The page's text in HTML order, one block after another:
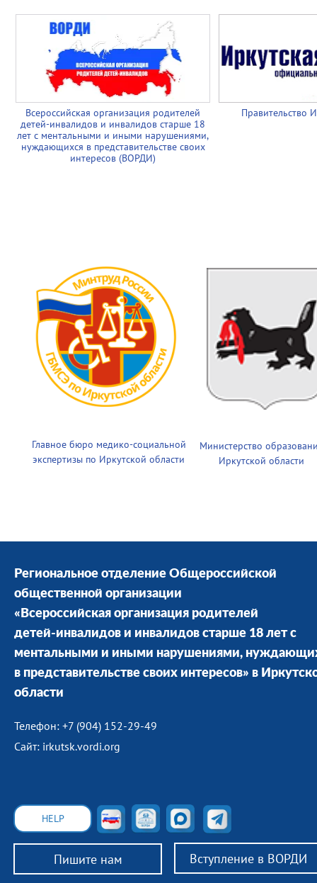
Всероссийская организация родителей
детей-инвалидов и инвалидов старше 18
лет с ментальными и иными нарушениями,
нуждающихся в представительстве своих
интересов (ВОРДИ)
Правительство
Главное бюро медико-социальной
экспертизы по Иркутской области
Министерство
Иркутской области
Региональное отделение Общероссийской
общественной организации
«Всероссийская организация родителей
детей-инвалидов и инвалидов старше 18 лет с
ментальными и иными нарушениями,
в представительстве своих интересов» в
области
Телефон: +7 (904) 152-29-49
Сайт: irkutsk.vordi.org
Пишите нам Вступление в ВОРДИ
HELP